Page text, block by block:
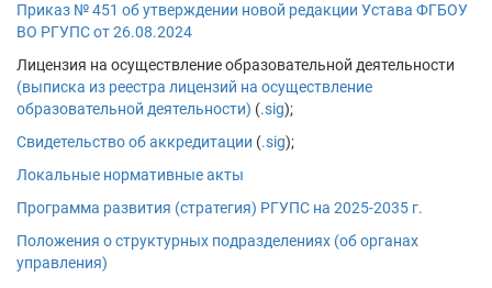
Приказ № 451 об утверждении новой редакции Устава ФГБОУ
ВО РГУПС от 26.08.2024
Лицензия на осуществление образовательной деятельности
(выписка из реестра лицензий на осуществление
образовательной деятельности) (.sig);
Свидетельство об аккредитации (.sig);
Локальные нормативные акты
Программа развития (стратегия) РГУПС на 2025-2035 г.
Положения о структурных подразделениях (об органах
управления)